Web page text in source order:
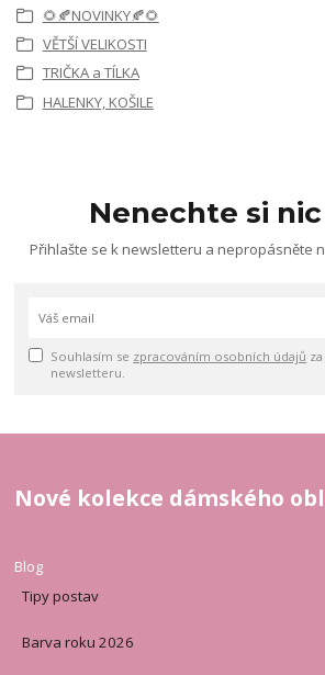
🌻🍂NOVINKY🍂🌻
VĚTŠÍ VELIKOSTI
TRIČKA a TÍLKA
HALENKY, KOŠILE
Nenechte si
Přihlašte se k newsletteru a nepropásněte
Souhlasím se zpracováním osobních údajů
newsletteru.
Nové kolekce dámského
Blog
Tipy postav
Barva roku 2026